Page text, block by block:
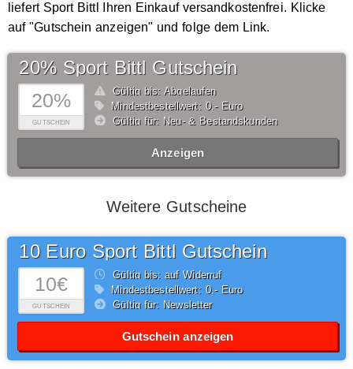
liefert Sport Bittl Ihren Einkauf versandkostenfrei. Klicke
auf "Gutschein anzeigen" und folge dem Link.
20%
GUTSCHEIN
20% Sport Bittl Gutschein
Gültig bis: Abgelaufen
Mindestbestellwert: 0,- Euro
Gültig für: Neu- & Bestandskunden
Anzeigen
Weitere Gutscheine
10€
GUTSCHEIN
10 Euro Sport Bittl Gutschein
Gültig bis: auf Widerruf
Mindestbestellwert: 0,- Euro
Gültig für: Newsletter
Gutschein anzeigen